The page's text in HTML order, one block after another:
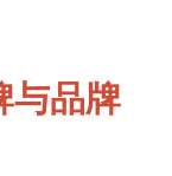
与品牌